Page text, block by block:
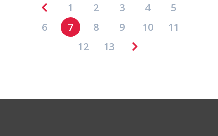
1 2 3 4
5
6
7 8 9 10
11
12
13